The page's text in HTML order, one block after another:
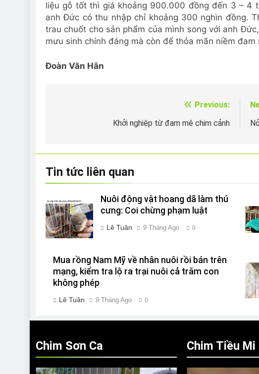
liệu gỗ tốt thì giá khoảng 900.000 đồng đến 3 – 4
anh Đức có thu nhập chỉ khoảng 300 nghìn đồng.
trau chuốt cho sản phẩm của mình song với anh
mưu sinh chính đáng mà còn để thỏa mãn niềm
Đoàn Văn Hân
Previous:
Khởi nghiệp từ đam mê chim cảnh
Tin tức liên quan
Nuôi động vật hoang dã làm thú
cưng: Coi chừng phạm luật
Lê Tuân 9 Tháng Ago 0
Mua rồng Nam Mỹ về nhân nuôi rồi bán trên
mạng, kiểm tra lộ ra trại nuôi cả trăm con
không phép
Lê Tuân 9 Tháng Ago 0
Chim Sơn Ca Chim Tiều Mi